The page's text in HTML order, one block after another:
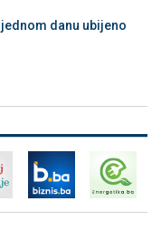
danu ubijeno